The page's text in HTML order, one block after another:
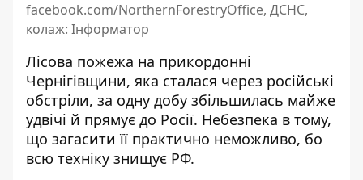
facebook.com/NorthernForestryOffice, ДСНС,
колаж: Інформатор
Лісова пожежа на прикордонні
Чернігівщини, яка сталася через російські
обстріли, за одну добу збільшилась майже
удвічі й прямує до Росії. Небезпека в тому,
що загасити її практично неможливо, бо
всю техніку знищує РФ.